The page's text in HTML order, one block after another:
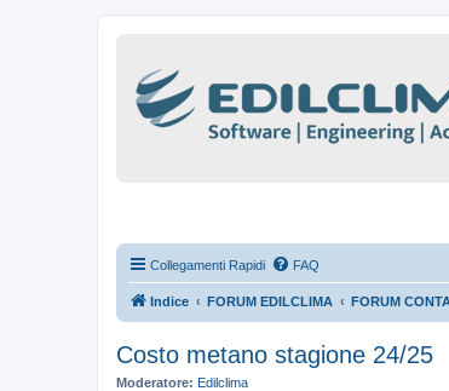
Collegamenti Rapidi FAQ
Indice FORUM EDILCLIMA FORUM
Costo metano stagione 24/25
Moderatore: Edilclima